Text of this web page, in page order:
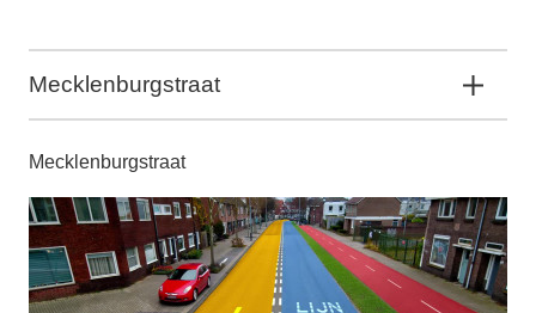
Mecklenburgstraat
Mecklenburgstraat